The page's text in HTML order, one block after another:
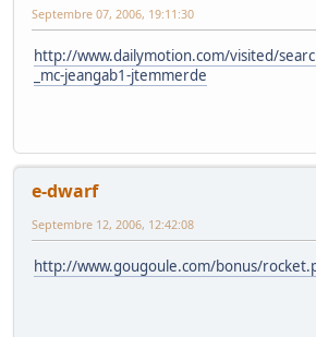
Septembre 07, 2006, 19:11:30
http://www.dailymotion.com/visited/
_mc-jeangab1-jtemmerde
e-dwarf
Septembre 12, 2006, 12:42:08
http://www.gougoule.com/bonus/